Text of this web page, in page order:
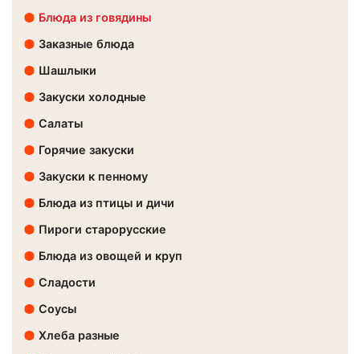
Блюда из говядины
Заказные блюда
Шашлыки
Закуски холодные
Салаты
Горячие закуски
Закуски к пенному
Блюда из птицы и дичи
Пироги старорусские
Блюда из овощей и круп
Сладости
Соусы
Хлеба разные